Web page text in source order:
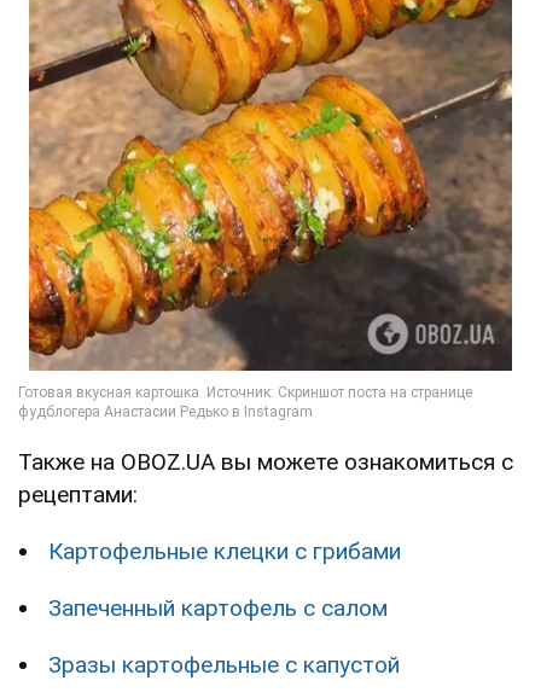
Также на OBOZ.UA вы можете ознакомиться с
рецептами:
Картофельные клецки с грибами
Запеченный картофель с салом
Зразы картофельные с капустой